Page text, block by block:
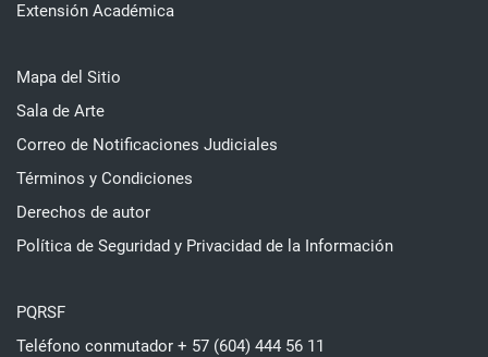
Extensión Académica
Mapa del Sitio
Sala de Arte
Correo de Notificaciones Judiciales
Términos y Condiciones
Derechos de autor
Política de Seguridad y Privacidad de la Información
PQRSF
Teléfono conmutador + 57 (604) 444 56 11